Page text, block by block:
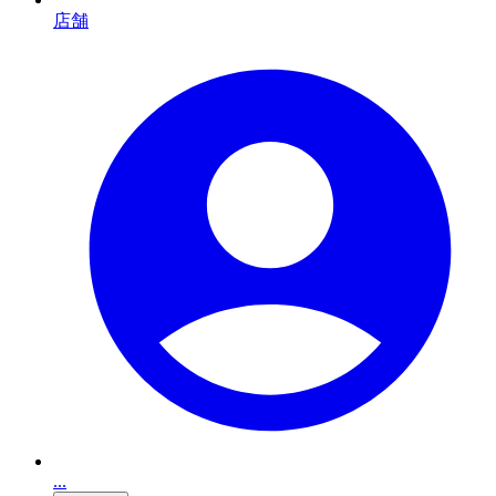
店舗
...